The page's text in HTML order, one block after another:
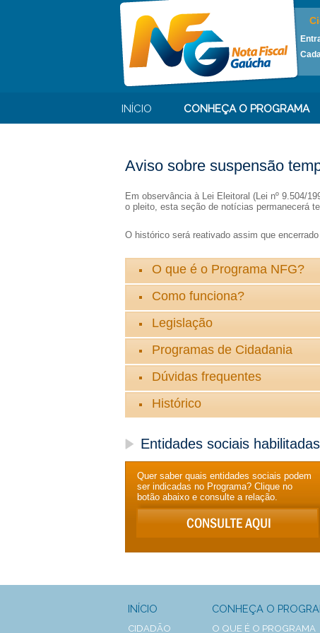
INÍCIO CONHEÇA O PROGRAMA
Aviso sobre suspensão
Em observância à Lei Eleitoral (Lei nº 9.504/
o pleito, esta seção de notícias permanecerá
O histórico será reativado assim que
O que é o Programa NFG?
Como funciona?
Legislação
Programas de Cidadania
Dúvidas frequentes
Histórico
Entidades sociais habilitadas
Quer saber quais entidades sociais podem
ser indicadas no Programa? Clique no
botão abaixo e consulte a relação.
INÍCIO
CIDADÃO
CONHEÇA O
O QUE É O PROGRAMA